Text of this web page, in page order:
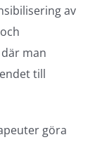
av
där man
till
göra